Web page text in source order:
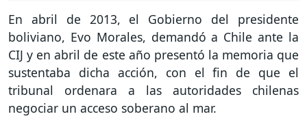
En abril de 2013, el Gobierno del presidente
boliviano, Evo Morales, demandó a Chile ante la
CIJ y en abril de este año presentó la memoria que
sustentaba dicha acción, con el fin de que el
tribunal ordenara a las autoridades chilenas
negociar un acceso soberano al mar.